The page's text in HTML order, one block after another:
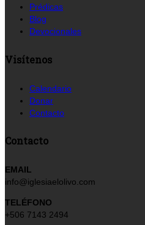
Prédicas
Blog
Devocionales
Visítenos
Calendario
Donar
Contacto
Contacto
EMAIL
info@iglesiaelolivo.com
TELÉFONO
+506 7143 2494